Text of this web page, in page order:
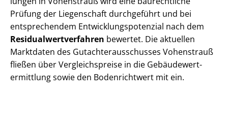
Prüfung der Liegenschaft durchgeführt und bei
entsprechendem Ent­wick­lungs­po­ten­zi­al nach dem
Re­si­du­al­wert­ver­fah­ren bewertet. Die aktuellen
Marktdaten des Gut­ach­ter­aus­schus­ses Vohenstrauß
fließen über Ver­gleichs­prei­se in die Ge­bäu­de­wert­
ermitt­lung sowie den Bodenrichtwert mit ein.